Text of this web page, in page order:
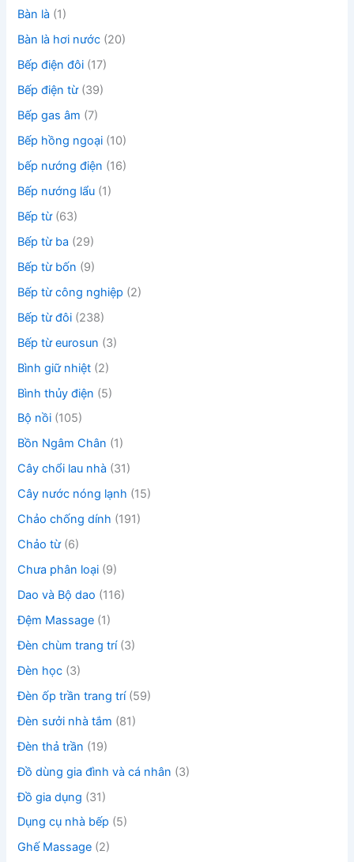
Bàn là (1)
Bàn là hơi nước (20)
Bếp điện đôi (17)
Bếp điện từ (39)
Bếp gas âm (7)
Bếp hồng ngoại (10)
bếp nướng điện (16)
Bếp nướng lẩu (1)
Bếp từ (63)
Bếp từ ba (29)
Bếp từ bốn (9)
Bếp từ công nghiệp (2)
Bếp từ đôi (238)
Bếp từ eurosun (3)
Bình giữ nhiệt (2)
Bình thủy điện (5)
Bộ nồi (105)
Bồn Ngâm Chân (1)
Cây chổi lau nhà (31)
Cây nước nóng lạnh (15)
Chảo chống dính (191)
Chảo từ (6)
Chưa phân loại (9)
Dao và Bộ dao (116)
Đệm Massage (1)
Đèn chùm trang trí (3)
Đèn học (3)
Đèn ốp trần trang trí (59)
Đèn sưởi nhà tắm (81)
Đèn thả trần (19)
Đồ dùng gia đình và cá nhân (3)
Đồ gia dụng (31)
Dụng cụ nhà bếp (5)
Ghế Massage (2)